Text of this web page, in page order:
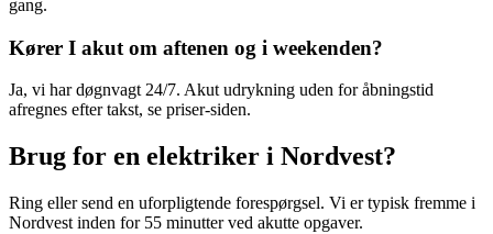
gang.
Kører I akut om aftenen og i weekenden?
Ja, vi har døgnvagt 24/7. Akut udrykning uden for åbningstid
afregnes efter takst, se priser-siden.
Brug for en elektriker i Nordvest?
Ring eller send en uforpligtende forespørgsel. Vi er typisk fremme i
Nordvest inden for 55 minutter ved akutte opgaver.